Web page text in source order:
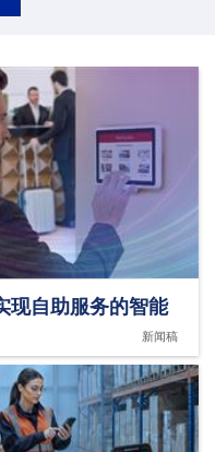
现自助服务的智能
新闻稿